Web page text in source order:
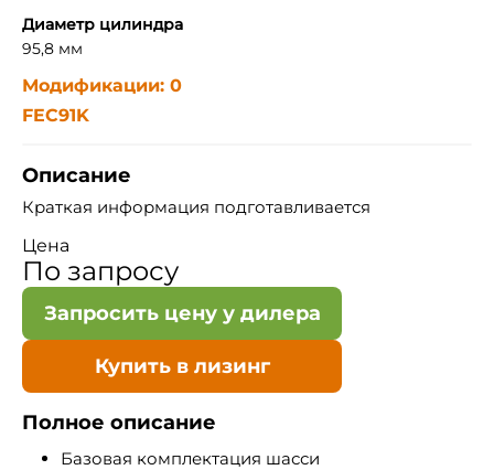
Диаметр цилиндра
95,8 мм
Модификации: 0
FEC91K
Описание
Краткая информация подготавливается
Цена
По запросу
Запросить цену у дилера
Купить в лизинг
Полное описание
Базовая комплектация шасси